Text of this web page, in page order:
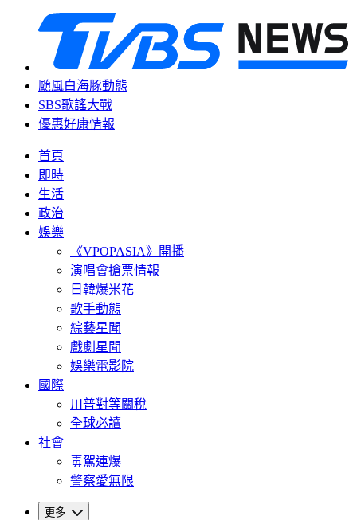
颱風白海豚動態
SBS歌謠大戰
優惠好康情報
首頁
即時
生活
政治
娛樂
《VPOPASIA》開播
演唱會搶票情報
日韓爆米花
歌手動態
綜藝星聞
戲劇星聞
娛樂電影院
國際
川普對等關稅
全球必讀
社會
毒駕連爆
警察愛無限
更多